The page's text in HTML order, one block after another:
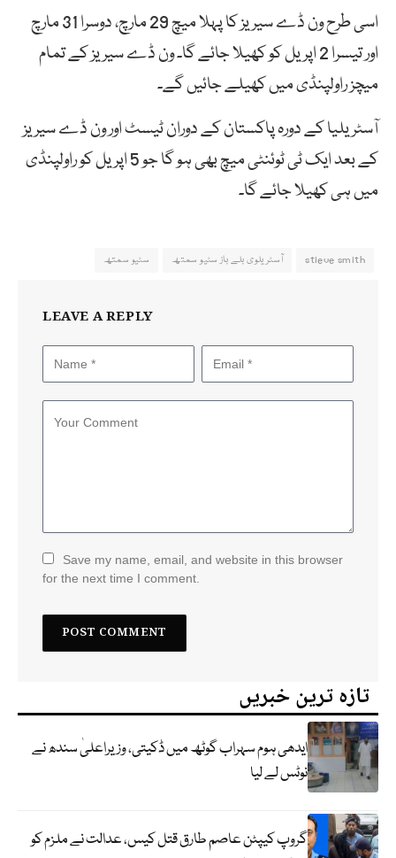
اسی طرح ون ڈے سیریز کا پہلا میچ 29 مارچ، دوسرا 31 مارچ
اور تیسرا 2 اپریل کو کھیلا جائے گا۔ ون ڈے سیریز کے تمام
میچز راولپنڈی میں کھیلے جائیں گے۔
آسٹریلیا کے دورہ پاکستان کے دوران ٹیسٹ اور ون ڈے سیریز
کے بعد ایک ٹی ٹوئنٹی میچ بھی ہو گا جو 5 اپریل کو راولپنڈی
میں ہی کھیلا جائے گا۔
stieve smith آسٹریلوی بلے باز سٹیو سمتھ سٹیو سمتھ
LEAVE A REPLY
Save my name, email, and website in this browser
for the next time I comment.
تازہ ترین خبریں
ایدھی ہوم سہراب گوٹھ میں ڈکیتی، وزیراعلیٰ سندھ نے
نوٹس لے لیا
گروپ کیپٹن عاصم طارق قتل کیس، عدالت نے ملزم کو